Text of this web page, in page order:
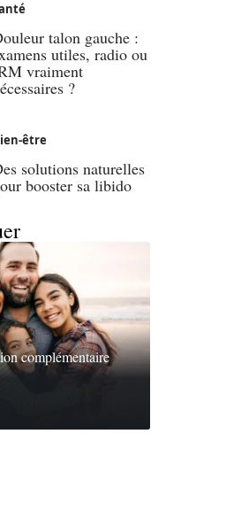
talon gauche :
utiles, radio ou
vraiment
?
être
solutions naturelles
booster sa libido
complémentaire